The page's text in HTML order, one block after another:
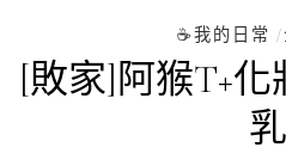
☕️我的日常
[敗家]阿猴T+
乳